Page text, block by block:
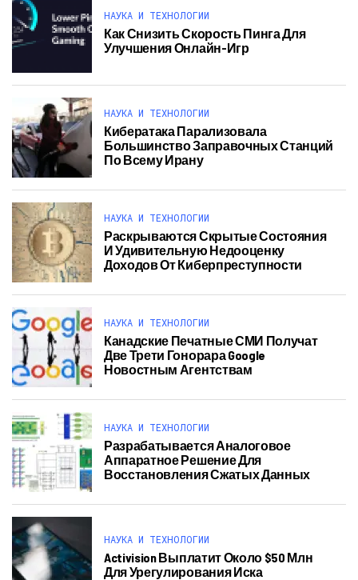
НАУКА И ТЕХНОЛОГИИ
Как Снизить Скорость Пинга Для
Улучшения Онлайн-Игр
НАУКА И ТЕХНОЛОГИИ
Кибератака Парализовала
Большинство Заправочных Станций
По Всему Ирану
НАУКА И ТЕХНОЛОГИИ
Раскрываются Скрытые Состояния
И Удивительную Недооценку
Доходов От Киберпреступности
НАУКА И ТЕХНОЛОГИИ
Канадские Печатные СМИ Получат
Две Трети Гонорара Google
Новостным Агентствам
НАУКА И ТЕХНОЛОГИИ
Разрабатывается Аналоговое
Аппаратное Решение Для
Восстановления Сжатых Данных
НАУКА И ТЕХНОЛОГИИ
Activision Выплатит Около $50 Млн
Для Урегулирования Иска